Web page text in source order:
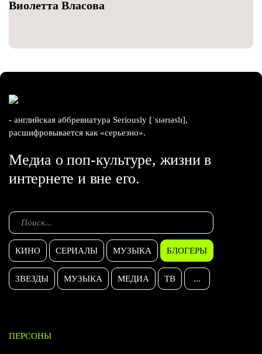
Виолетта Власова
- английская аббревиатура Seriously [ˈsɪərɪəslɪ],
расшифровывается как «серьезно».
Медиа о поп-культуре, жизни в
интернете и вне его.
КИНО СЕРИАЛЫ МУЗЫКА БЛОГЕРЫ
ЗВЕЗДЫ МУЗЫКА МЕДИА ТВ ...
ПЕРСОНЫ